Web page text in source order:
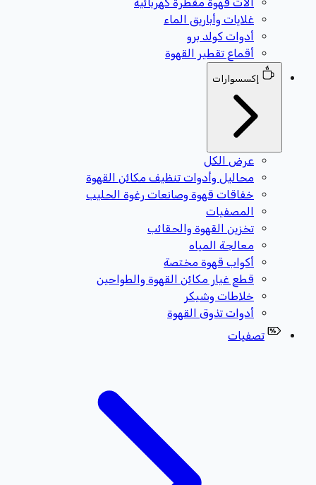
غلايات وأباريق الماء
أدوات كولد برو
أقماع تقطير القهوة
إكسسوارات
عرض الكل
محاليل وأدوات تنظيف مكائن القهوة
خفاقات قهوة وصانعات رغوة الحليب
المصفيات
تخزين القهوة والحقائب
معالجة المياه
أكواب قهوة مختصة
قطع غيار مكائن القهوة والطواحين
خلاطات وشيكر
أدوات تذوق القهوة
تصفيات